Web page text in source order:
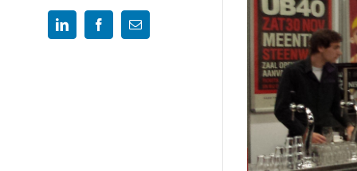
LinkedIn FacebookEmail